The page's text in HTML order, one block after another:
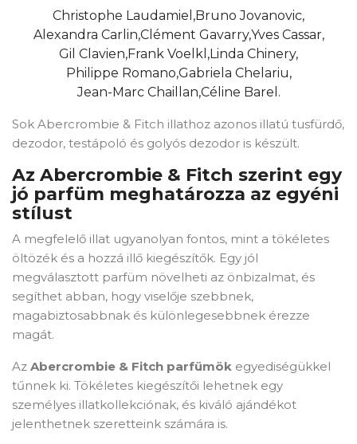
Christophe Laudamiel,Bruno Jovanovic,
Alexandra Carlin,Clément Gavarry,Yves Cassar,
Gil Clavien,Frank Voelkl,Linda Chinery,
Philippe Romano,Gabriela Chelariu,
Jean-Marc Chaillan,Céline Barel.
Sok Abercrombie & Fitch illathoz azonos illatú tusfürdő,
dezodor, testápoló és golyós dezodor is készült.
Az Abercrombie & Fitch szerint egy
jó parfüm meghatározza az egyéni
stílust
A megfelelő illat ugyanolyan fontos, mint a tökéletes
öltözék és a hozzá illő kiegészítők. Egy jól
megválasztott parfüm növelheti az önbizalmat, és
segíthet abban, hogy viselője szebbnek,
magabiztosabbnak és különlegesebbnek érezze
magát.
Az Abercrombie & Fitch parfümök egyediségükkel
tűnnek ki. Tökéletes kiegészítői lehetnek egy
személyes illatkollekciónak, és kiváló ajándékot
jelenthetnek szeretteink számára is.